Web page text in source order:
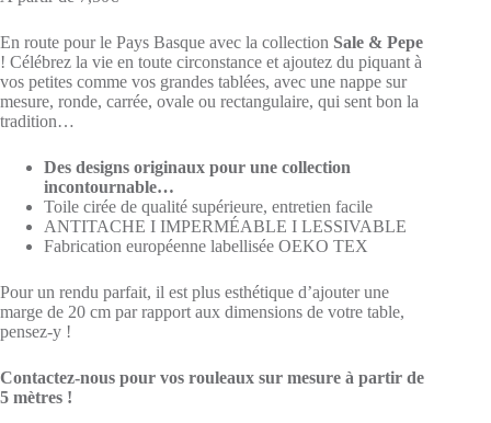
En route pour le Pays Basque avec la collection Sale & Pepe
! Célébrez la vie en toute circonstance et ajoutez du piquant à
vos petites comme vos grandes tablées, avec une nappe sur
mesure, ronde, carrée, ovale ou rectangulaire, qui sent bon la
tradition…
Des designs originaux pour une collection
incontournable…
Toile cirée de qualité supérieure, entretien facile
ANTITACHE I IMPERMÉABLE I LESSIVABLE
Fabrication européenne labellisée OEKO TEX
Pour un rendu parfait, il est plus esthétique d’ajouter une
marge de 20 cm par rapport aux dimensions de votre table,
pensez-y !
Contactez-nous pour vos rouleaux sur mesure à partir de
5 mètres !